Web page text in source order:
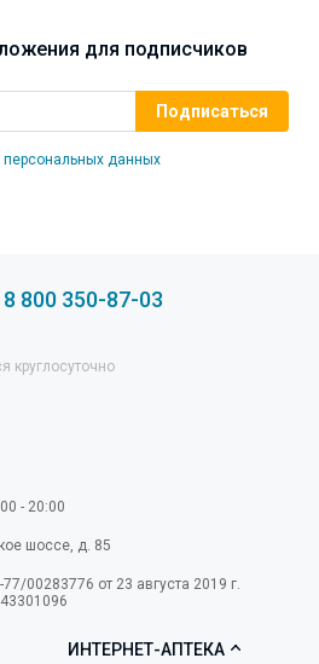
для подписчиков
персональных данных
8 800 350-87-03
круглосуточно
- 20:00
шоссе, д. 85
00283776 от 23 августа 2019 г.
ИНТЕРНЕТ-АПТЕКА